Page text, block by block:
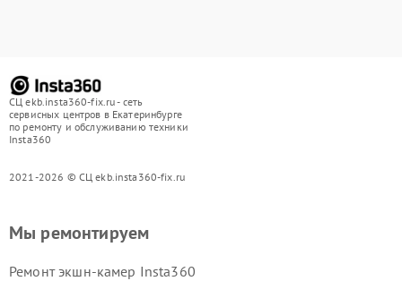
СЦ ekb.insta360-fix.ru - сеть
сервисных центров в Екатеринбурге
по ремонту и обслуживанию техники
Insta360
2021-2026 © СЦ ekb.insta360-fix.ru
Мы ремонтируем
Ремонт экшн-камер Insta360